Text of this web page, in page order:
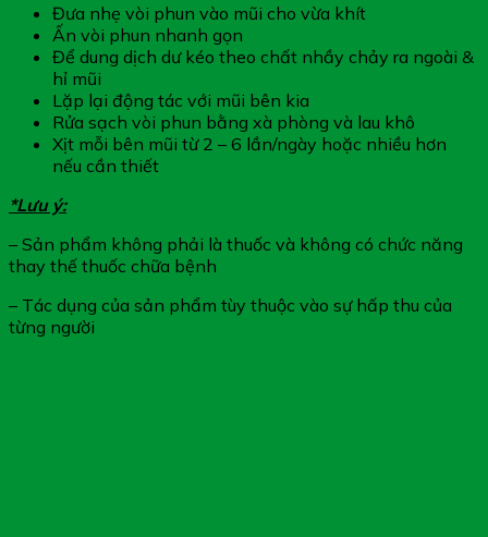
Đưa nhẹ vòi phun vào mũi cho vừa khít
Ấn vòi phun nhanh gọn
Để dung dịch dư kéo theo chất nhầy chảy ra ngoài &
hỉ mũi
Lặp lại động tác với mũi bên kia
Rửa sạch vòi phun bằng xà phòng và lau khô
Xịt mỗi bên mũi từ 2 – 6 lần/ngày hoặc nhiều hơn
nếu cần thiết
*Lưu ý:
– Sản phẩm không phải là thuốc và không có chức năng
thay thế thuốc chữa bệnh
– Tác dụng của sản phẩm tùy thuộc vào sự hấp thu của
từng người